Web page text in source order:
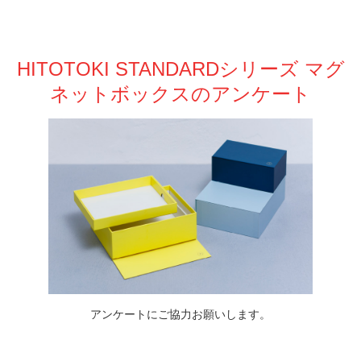
HITOTOKI STANDARDシリーズ マグ
ネットボックスのアンケート
アンケートにご協力お願いします。